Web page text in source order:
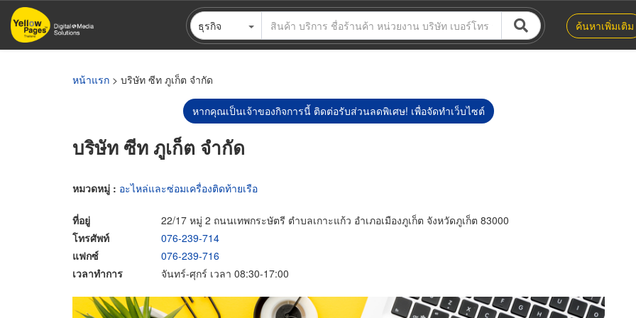
ข้าม
ไป
ธุรกิจ ค้นหาเพิ่มเติม
หน้าแรก > บริษัท ซีท ภูเก็ต จำกัด
หากคุณเป็นเจ้าของกิจการนี้ ติดต่อรับส่วนลดพิเศษ! เพื่อจัดทำเว็บไซต์
บริษัท ซีท ภูเก็ต จำกัด
หมวดหมู่ : อะไหล่และซ่อมเครื่องติดท้ายเรือ
ที่อยู่
22/17 หมู่ 2 ถนนเทพกระษัตรี ตำบลเกาะแก้ว อำเภอเมืองภูเก็ต จังหวัดภูเก็ต 83000
โทรศัพท์
076-239-714
แฟกซ์
076-239-716
เวลาทำการ
จันทร์-ศุกร์ เวลา 08:30-17:00